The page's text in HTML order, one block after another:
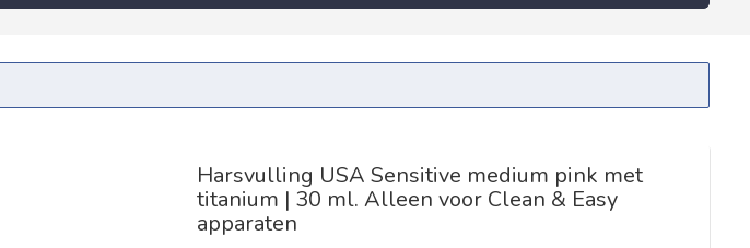
Harsvulling USA Sensitive medium pink met
titanium | 30 ml. Alleen voor Clean & Easy
apparaten